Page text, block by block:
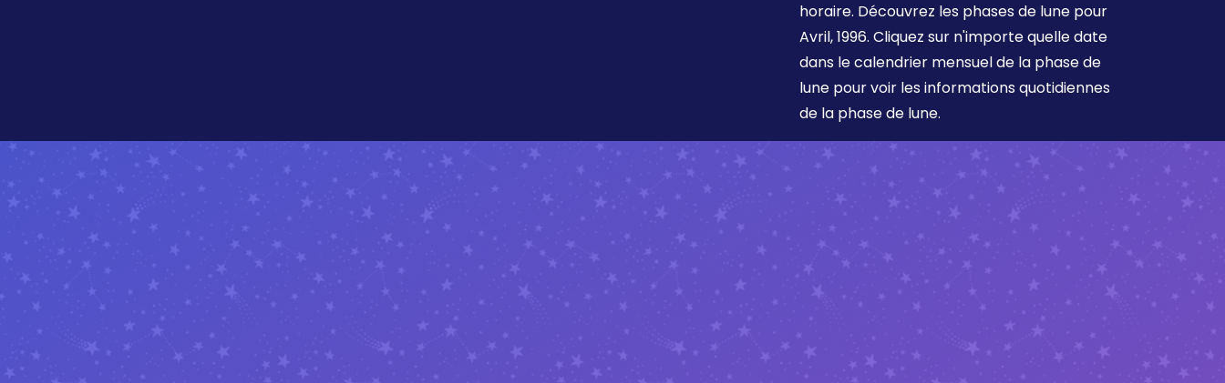
horaire. Découvrez les phases de lune pour
Avril, 1996. Cliquez sur n'importe quelle date
dans le calendrier mensuel de la phase de
lune pour voir les informations quotidiennes
de la phase de lune.